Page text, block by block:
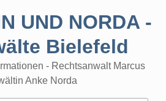
UND NORDA -
Bielefeld
- Rechtsanwalt Marcus
Anke Norda